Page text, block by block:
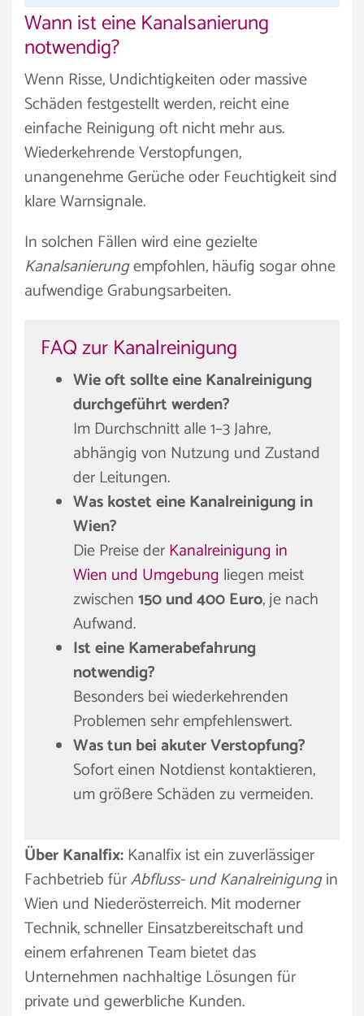
Wann ist eine Kanalsanierung
notwendig?
Wenn Risse, Undichtigkeiten oder massive
Schäden festgestellt werden, reicht eine
einfache Reinigung oft nicht mehr aus.
Wiederkehrende Verstopfungen,
unangenehme Gerüche oder Feuchtigkeit sind
klare Warnsignale.
In solchen Fällen wird eine gezielte
Kanalsanierungempfohlen, häufig sogar ohne
aufwendige Grabungsarbeiten.
FAQ zur Kanalreinigung
Wie oft sollte eine Kanalreinigung
durchgeführt werden?
Im Durchschnitt alle 1–3 Jahre,
abhängig von Nutzung und Zustand
der Leitungen.
Was kostet eine Kanalreinigung in
Wien?
Die Preise derKanalreinigung in
Wien und Umgebung liegen meist
zwischen150 und 400 Euro, je nach
Aufwand.
Ist eine Kamerabefahrung
notwendig?
Besonders bei wiederkehrenden
Problemen sehr empfehlenswert.
Was tun bei akuter Verstopfung?
Sofort einen Notdienst kontaktieren,
um größere Schäden zu vermeiden.
Über Kanalfix: Kanalfix ist ein zuverlässiger
Fachbetrieb fürAbfluss- und Kanalreinigungin
Wien und Niederösterreich. Mit moderner
Technik, schneller Einsatzbereitschaft und
einem erfahrenen Team bietet das
Unternehmen nachhaltige Lösungen für
private und gewerbliche Kunden.